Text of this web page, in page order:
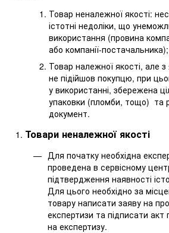
Товар неналежної якості:
істотні недоліки, що
використання (провина
або компанії-постачальника);
Товар належної якості, але
не підійшов покупцю, при
у використанні, збережена
упаковки (пломби, тощо) та
документ.
Товари неналежної якості
Для початку необхідна
проведена в сервісному
підтвердження наявності
Для цього необхідно за
товару написати заяву на
експертизи та підписати
на експертизу.